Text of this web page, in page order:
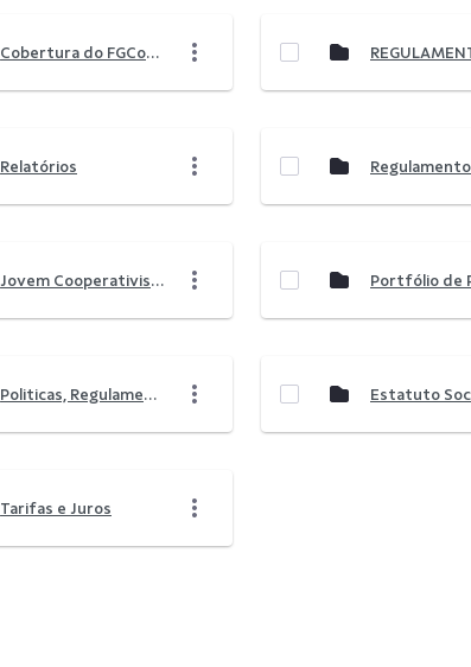
Cobertura do FGCoop
Relatórios
Jovem Cooperativista
Politicas, Regulamentos e Contratos Estatuto
Tarifas e Juros